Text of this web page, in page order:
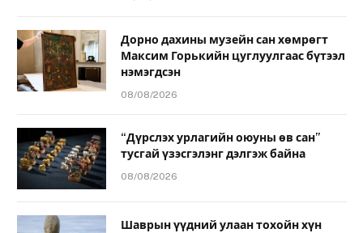
Дорно дахины музейн сан хөмрөгт
Максим Горькийн цуглуулгаас бүтээл
нэмэгдсэн
08/08/2026
“Дүрслэх урлагийн оюуны өв сан”
тусгай үзэсгэлэнг дэлгэж байна
08/08/2026
Шаврын үүдний улаан тохойн хүн